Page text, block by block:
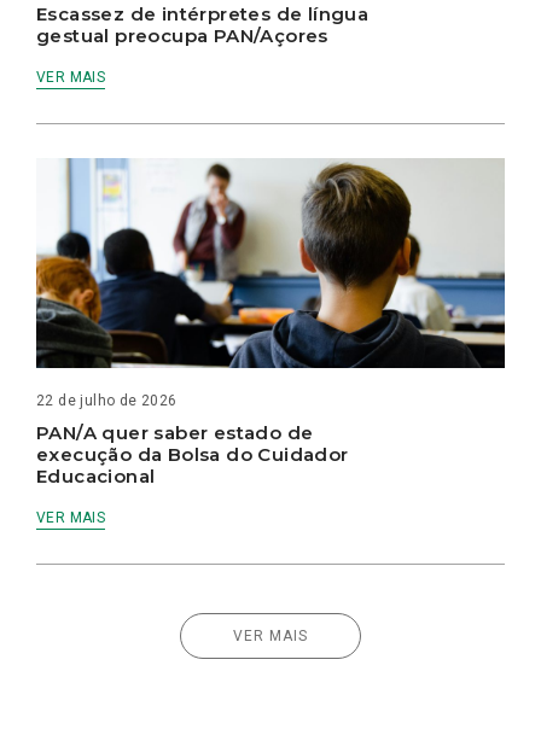
Escassez de intérpretes de língua
gestual preocupa PAN/Açores
VER MAIS
22 de julho de 2026
PAN/A quer saber estado de
execução da Bolsa do Cuidador
Educacional
VER MAIS
VER MAIS